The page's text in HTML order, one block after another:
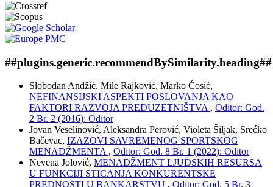
##plugins.generic.recommendBySimilarity.heading##
Slobodan Andžić, Mile Rajković, Marko Ćosić,
NEFINANSIJSKI ASPEKTI POSLOVANJA KAO
FAKTORI RAZVOJA PREDUZETNIŠTVA , Oditor: God.
2 Br. 2 (2016): Oditor
Jovan Veselinović, Aleksandra Perović, Violeta Šiljak, Srećko
Bačevac, IZAZOVI SAVREMENOG SPORTSKOG
MENADŽMENTA , Oditor: God. 8 Br. 1 (2022): Oditor
Nevena Jolović, MENADŽMENT LJUDSKIH RESURSA
U FUNKCIJI STICANJA KONKURENTSKE
PREDNOSTI U BANKARSTVU , Oditor: God. 5 Br. 3